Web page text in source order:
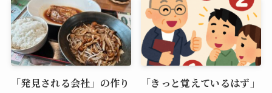
「発見される会社」の作り
「きっと覚えているはず」